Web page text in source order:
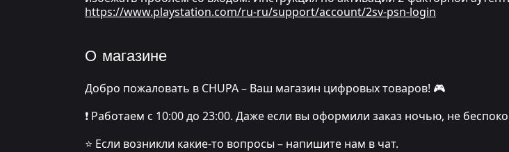
https://www.playstation.com/ru-ru/support/account/2sv-psn-login
О магазине
Добро пожаловать в CHUPA – Ваш магазин цифровых товаров! 🎮
❗️ Работаем с 10:00 до 23:00. Даже если вы оформили заказ ночью, не
⭐️ Если возникли какие-то вопросы – напишите нам в чат.